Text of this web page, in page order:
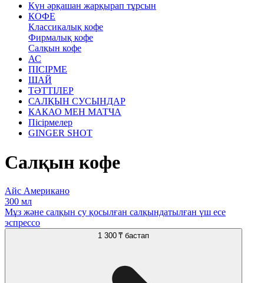
Күн әрқашан жарқырап тұрсын
КОФЕ
Классикалық кофе
Фирмалық кофе
Салқын кофе
АС
ПІСІРМЕ
ШАЙ
ТӘТТІЛЕР
САЛҚЫН СУСЫНДАР
КАКАО МЕН МАТЧА
Пісірмелер
GINGER SHOT
Салқын кофе
Айс Американо
300 мл
Мұз және салқын су қосылған салқындатылған үш есе
эспрессо
1 300 ₸ бастап